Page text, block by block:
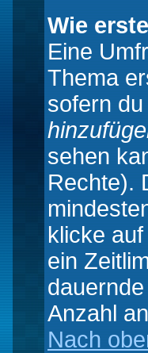
Wie
Eine
Thema
sofern
sehen
Rechte).
klicke
ein
Anzahl
Nach